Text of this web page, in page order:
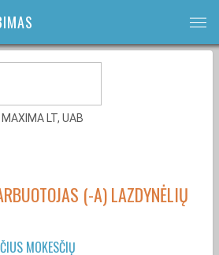
bars
MAXIMA LT, UAB
(-A) LAZDYNĖLIŲ
MOKESČIŲ